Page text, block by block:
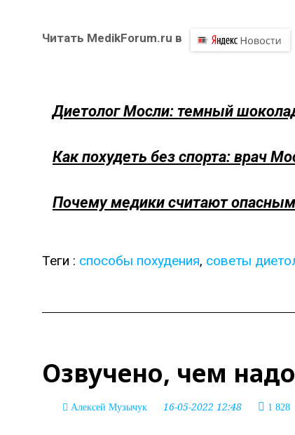
Читать MedikForum.ru в
Диетолог Мосли: темный
Как похудеть без спорта: врач
Почему медики считают опасным
Теги : способы похудения, советы
Озвучено, чем
Алексей Музычук 16-05-2022 12:48 1 828